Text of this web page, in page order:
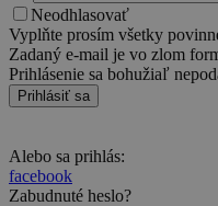
Neodhlasovať
Vyplňte prosím všetky
Zadaný e-mail je vo zlom
Prihlásenie sa bohužiaľ
Prihlásiť sa
Alebo sa prihlás:
facebook
Zabudnuté heslo?